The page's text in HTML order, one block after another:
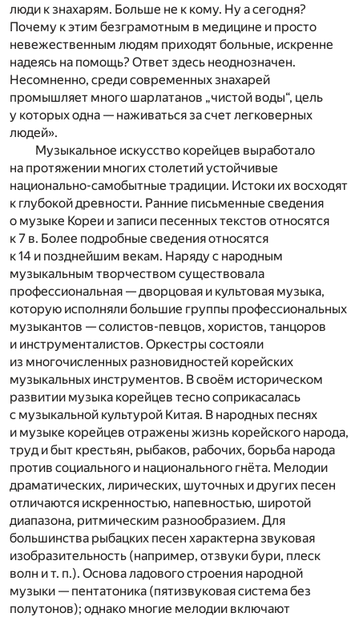
люди к знахарям. Больше не к кому. Ну а сегодня?
Почему к этим безграмотным в медицине и просто
невежественным людям приходят больные, искренне
надеясь на помощь? Ответ здесь неоднозначен.
Несомненно, среди современных знахарей
промышляет много шар­латанов „чистой воды“, цель
у ко­торых одна — наживаться за счет легковерных
людей».
Музыкальное искусство корейцев выработало
на протяжении многих столетий устойчивые
национально-самобытные традиции. Истоки их восходят
к глубокой древности. Ранние письменные сведения
о музыке Кореи и записи песенных текстов относятся
к 7 в. Более подробные сведения относятся
к 14 и позднейшим векам. Наряду с народным
музыкальным творчеством существовала
профессиональная — дворцовая и культовая музыка,
которую исполняли большие группы профессиональных
музыкантов — солистов-певцов, хористов, танцоров
и инструменталистов. Оркестры состояли
из многочисленных разновидностей корейских
музыкальных инструментов. В своём историческом
развитии музыка корейцев тесно соприкасалась
с музыкальной культурой Китая. В народных песнях
и музыке корейцев отражены жизнь корейского народа,
труд и быт крестьян, рыбаков, рабочих, борьба народа
против социального и национального гнёта. Мелодии
драматических, лирических, шуточных и других песен
отличаются искренностью, напевностью, широтой
диапазона, ритмическим разнообразием. Для
большинства рыбацких песен характерна звуковая
изобразительность (например, отзвуки бури, плеск
волн и т. п.). Основа ладового строения народной
музыки — пентатоника (пятизвуковая система без
полутонов); однако многие мелодии включают